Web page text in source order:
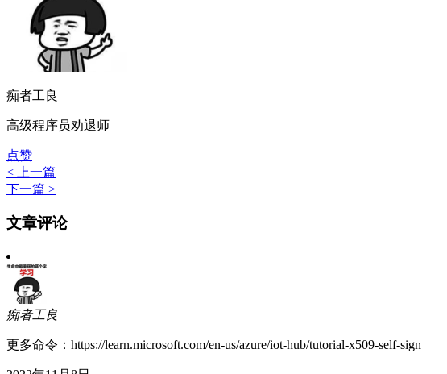
痴者工良
高级程序员劝退师
点赞
< 上一篇
下一篇 >
文章评论
痴者工良
更多命令：https://learn.microsoft.com/en-us/azure/iot-hub/tutorial-x509-self-sign